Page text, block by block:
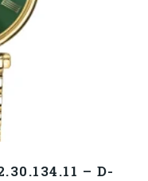
– D-